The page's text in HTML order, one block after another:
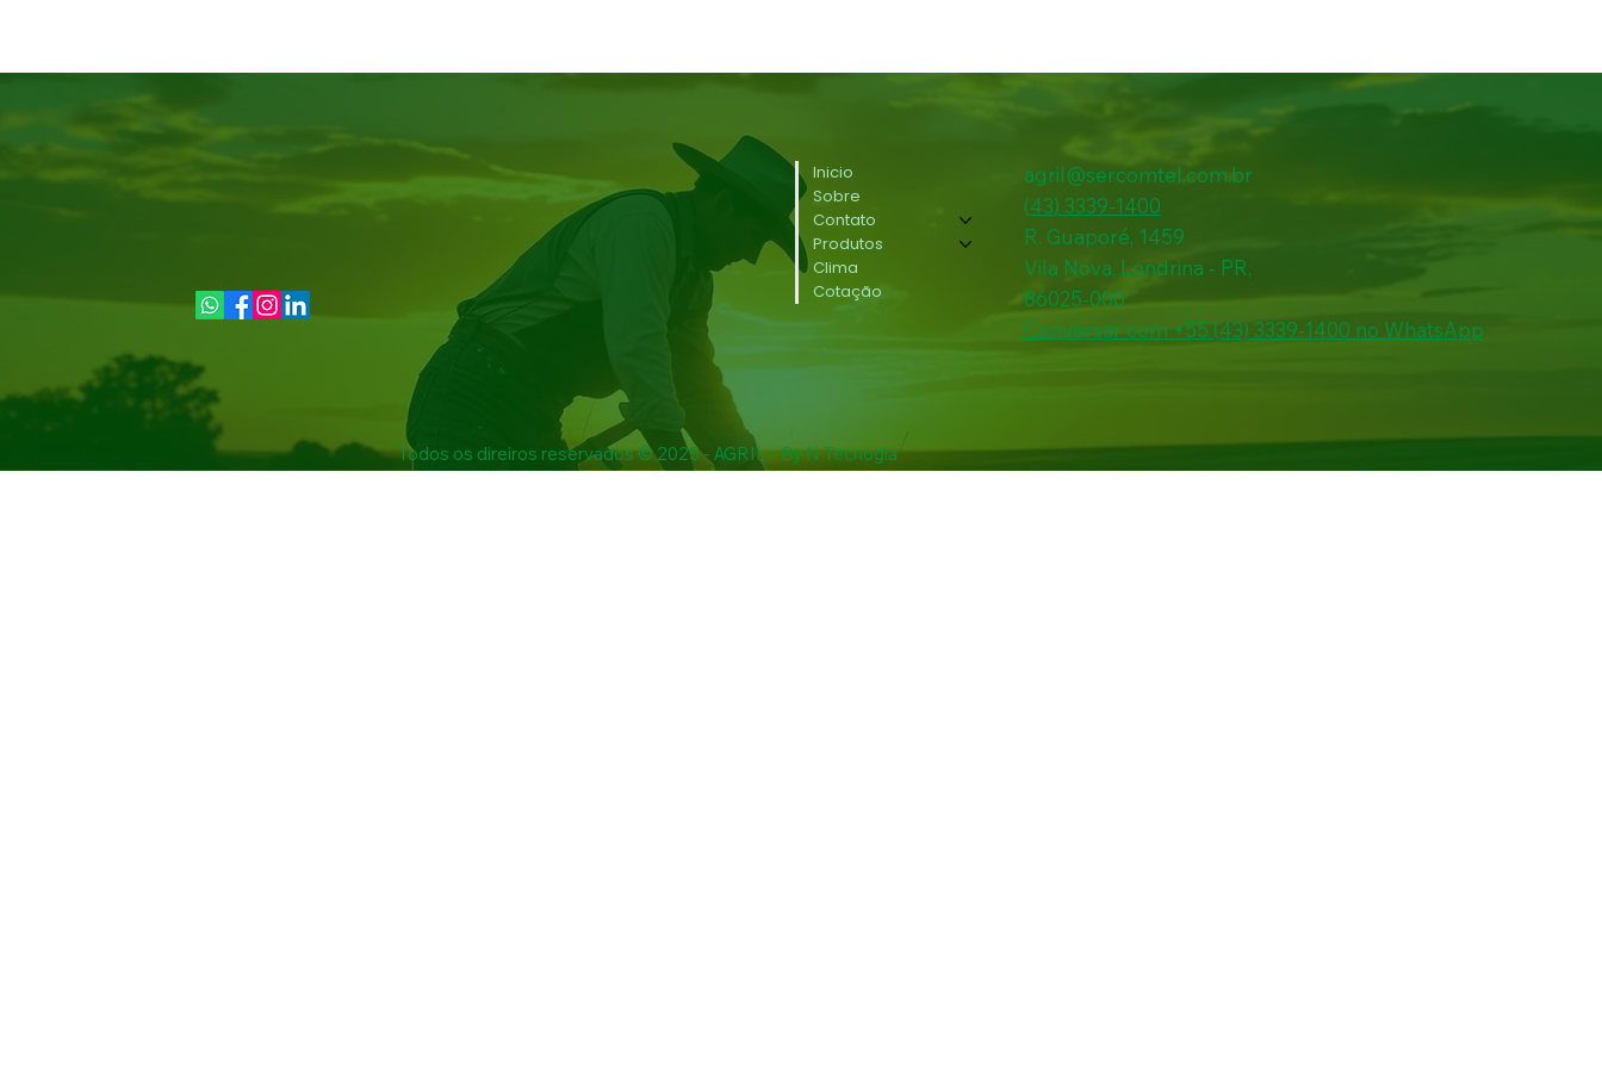
Inicio
Sobre
Contato
Produtos
Clima
Cotação
agril@sercomtel.com.br
(43) 3339-1400
R. Guaporé, 1459
Vila Nova, Londrina - PR,
86025-000
Conversar com +55 (43) 3339-1400 no WhatsApp
Todos os direiros reservados © 2025 - AGRIL - By N Tecnogia